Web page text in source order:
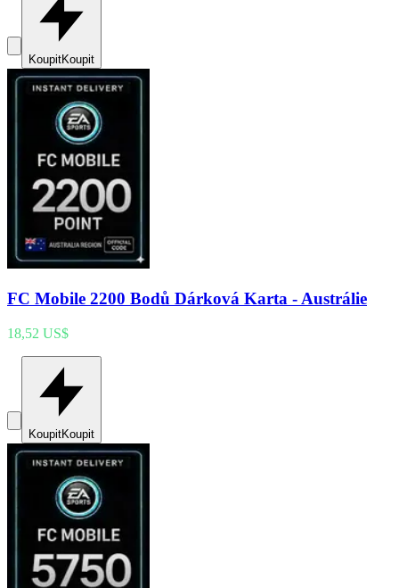
KoupitKoupit
FC Mobile 2200 Bodů Dárková Karta - Austrálie
18,52 US$
KoupitKoupit